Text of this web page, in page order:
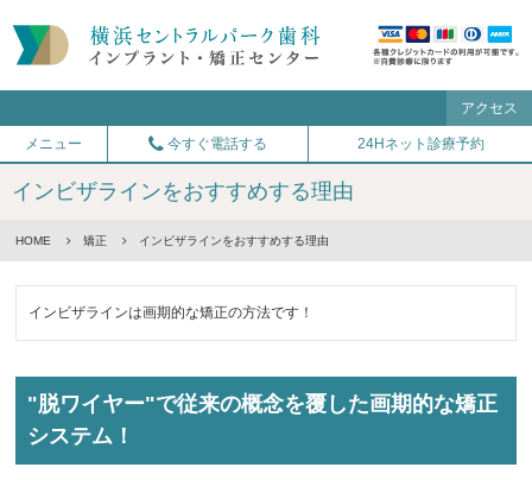
アクセス
メニュー 今すぐ電話する 24Hネット診療予約
インビザラインをおすすめする理由
HOME 矯正 インビザラインをおすすめする理由
インビザラインは画期的な矯正の方法です！
"脱ワイヤー"で従来の概念を覆した画期的な矯正
システム！